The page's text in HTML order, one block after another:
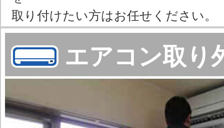
取り付けたい方はお任せください。
エアコン取り